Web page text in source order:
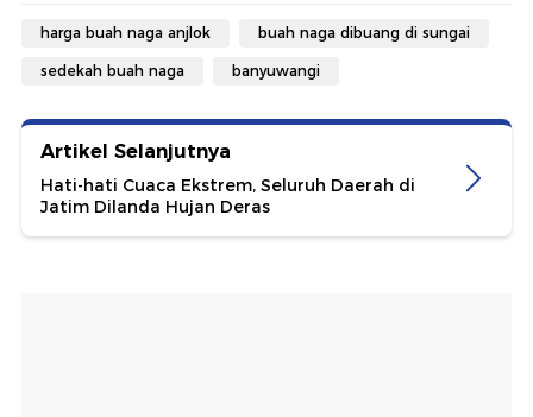
harga buah naga anjlok buah naga dibuang di sungai
sedekah buah naga banyuwangi
Artikel Selanjutnya
Hati-hati Cuaca Ekstrem, Seluruh Daerah di
Jatim Dilanda Hujan Deras